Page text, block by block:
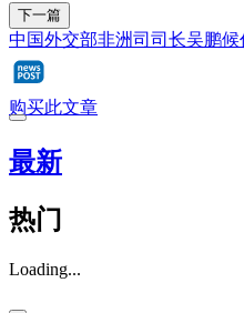
下一篇
中国外交部非洲司司长吴鹏
购买此文章
最新
热门
Loading...